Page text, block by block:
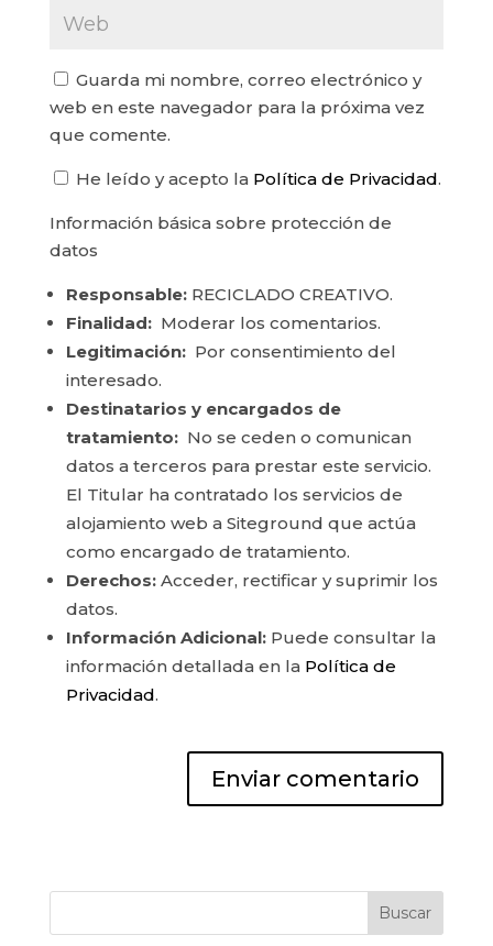
Guarda mi nombre, correo electrónico y
web en este navegador para la próxima vez
que comente.
He leído y acepto la Política de Privacidad.
Información básica sobre protección de
datos
Responsable:RECICLADO CREATIVO.
Finalidad:Moderar los comentarios.
Legitimación:Por consentimiento del
interesado.
Destinatarios y encargados de
tratamiento:No se ceden o comunican
datos a terceros para prestar este servicio.
El Titular ha contratado los servicios de
alojamiento web a Siteground que actúa
como encargado de tratamiento.
Derechos:Acceder, rectificar y suprimir los
datos.
Información Adicional:Puede consultar la
información detallada en la Política de
Privacidad.